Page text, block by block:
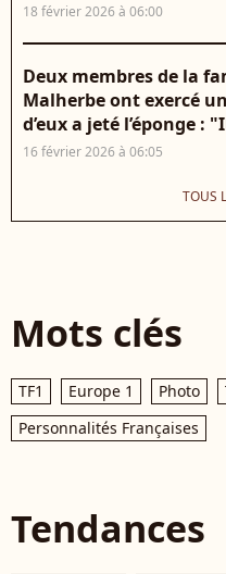
18 février 2026 à 06:00
Deux membres de la
Malherbe ont exercé
d’eux a jeté l’éponge :
16 février 2026 à 06:05
TOUS
Mots clés
TF1 Europe 1 Photo
Personnalités Françaises
Tendances